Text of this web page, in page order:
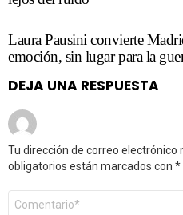
Laura Pausini convierte
emoción, sin lugar para la
DEJA UNA RESPUESTA
Tu dirección de correo electrónico
obligatorios están marcados con *
Comentario